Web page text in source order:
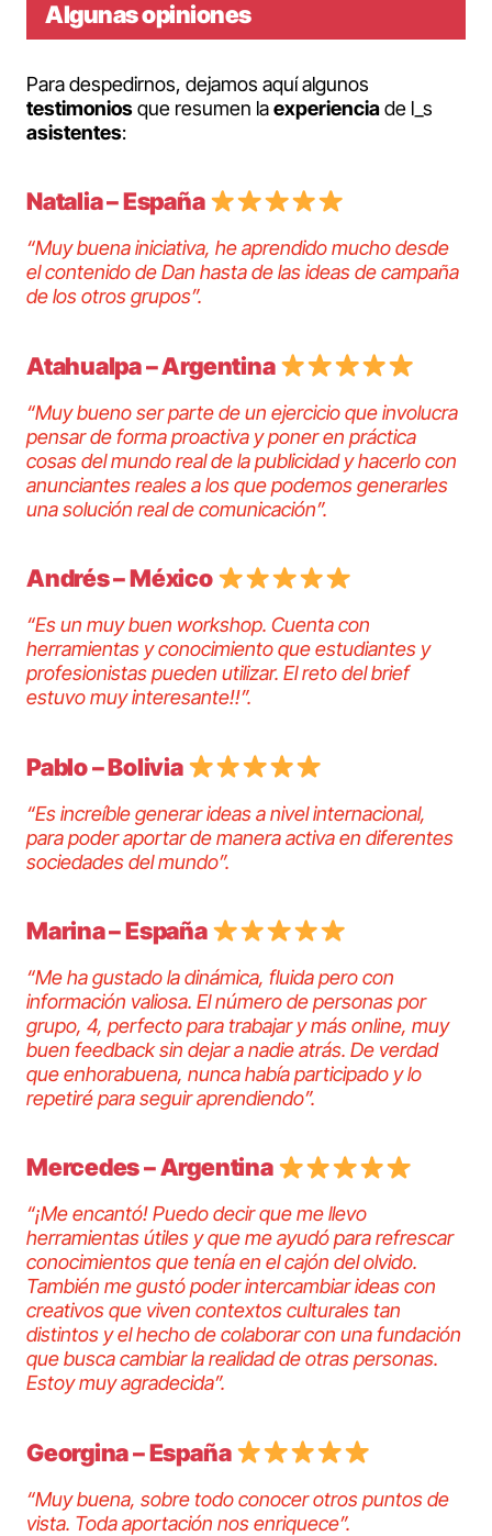
Algunas opiniones
Para despedirnos, dejamos aquí algunos
testimoniosque resumen laexperienciade l_s
asistentes:
Natalia – España
“Muy buena iniciativa, he aprendido mucho desde
el contenido de Dan hasta de las ideas de campaña
de los otros grupos”.
Atahualpa – Argentina
“Muy bueno ser parte de un ejercicio que involucra
pensar de forma proactiva y poner en práctica
cosas del mundo real de la publicidad y hacerlo con
anunciantes reales a los que podemos generarles
una solución real de comunicación”.
Andrés – México
“Es un muy buen workshop. Cuenta con
herramientas y conocimiento que estudiantes y
profesionistas pueden utilizar. El reto del brief
estuvo muy interesante!!”.
Pablo – Bolivia
“Es increíble generar ideas a nivel internacional,
para poder aportar de manera activa en diferentes
sociedades del mundo”.
Marina – España
“Me ha gustado la dinámica, fluida pero con
información valiosa. El número de personas por
grupo, 4, perfecto para trabajar y más online, muy
buen feedback sin dejar a nadie atrás. De verdad
que enhorabuena, nunca había participado y lo
repetiré para seguir aprendiendo”.
Mercedes – Argentina
“¡Me encantó! Puedo decir que me llevo
herramientas útiles y que me ayudó para refrescar
conocimientos que tenía en el cajón del olvido.
También me gustó poder intercambiar ideas con
creativos que viven contextos culturales tan
distintos y el hecho de colaborar con una fundación
que busca cambiar la realidad de otras personas.
Estoy muy agradecida”.
Georgina – España
“Muy buena, sobre todo conocer otros puntos de
vista. Toda aportación nos enriquece”.